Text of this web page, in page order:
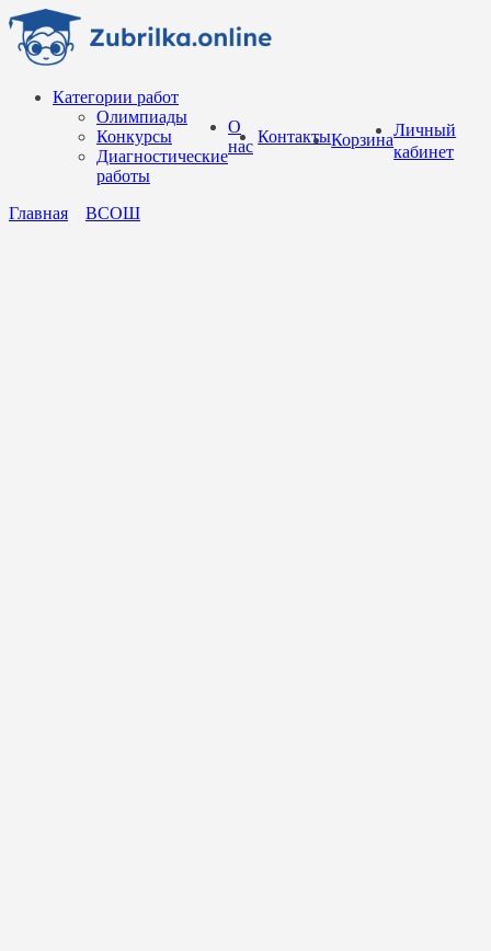
Перейти
содержанию
Категории работ
Олимпиады
Конкурсы
Диагностические
работы
О
нас
КонтактыКорзина
Личный
кабинет
Главная ВСОШ